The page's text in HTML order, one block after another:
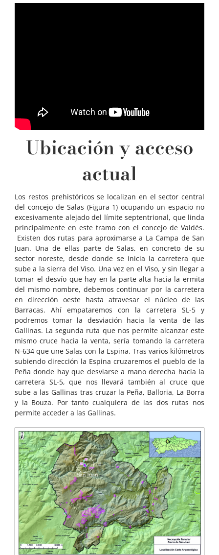
Ubicación y acceso
actual
Los restos prehistóricos se localizan en el sector central
del concejo de Salas (Figura 1) ocupando un espacio no
excesivamente alejado del límite septentrional, que linda
principalmente en este tramo con el concejo de Valdés.
Existen dos rutas para aproximarse a La Campa de San
Juan. Una de ellas parte de Salas, en concreto de su
sector noreste, desde donde se inicia la carretera que
sube a la sierra del Viso. Una vez en el Viso, y sin llegar a
tomar el desvío que hay en la parte alta hacia la ermita
del mismo nombre, debemos continuar por la carretera
en dirección oeste hasta atravesar el núcleo de las
Barracas. Ahí empataremos con la carretera SL-5 y
podremos tomar la desviación hacia la venta de las
Gallinas. La segunda ruta que nos permite alcanzar este
mismo cruce hacia la venta, sería tomando la carretera
N-634 que une Salas con la Espina. Tras varios kilómetros
subiendo dirección la Espina cruzaremos el pueblo de la
Peña donde hay que desviarse a mano derecha hacia la
carretera SL-5, que nos llevará también al cruce que
sube a las Gallinas tras cruzar la Peña, Balloria, La Borra
y la Bouza. Por tanto cualquiera de las dos rutas nos
permite acceder a las Gallinas.